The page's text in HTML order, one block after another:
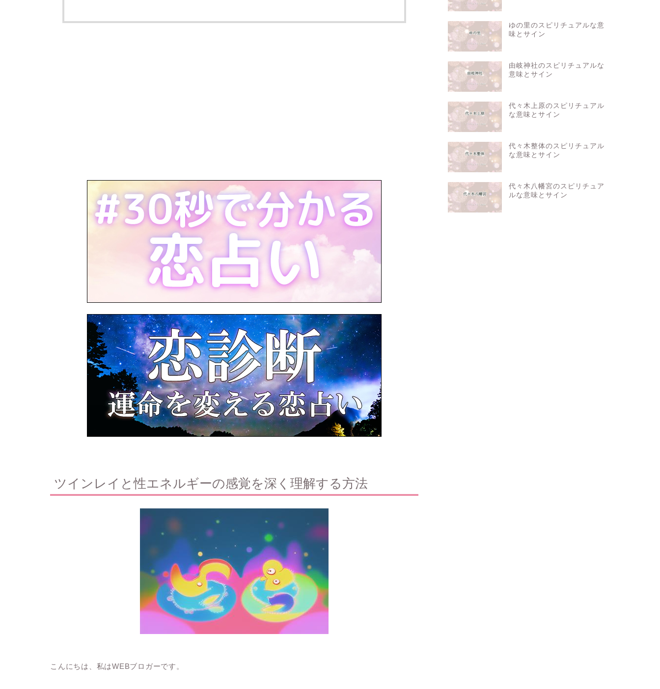
ツインレイと性エネルギーの感覚を深く理解する方法
こんにちは、私はWEBブロガーです。
ゆの里のスピリチュアルな意
味とサイン
由岐神社のスピリチュアルな
意味とサイン
代々木上原のスピリチュアル
な意味とサイン
代々木整体のスピリチュアル
な意味とサイン
代々木八幡宮のスピリチュア
ルな意味とサイン